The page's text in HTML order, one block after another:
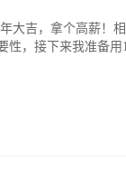
大吉，拿个高薪！
性，接下来我准备用